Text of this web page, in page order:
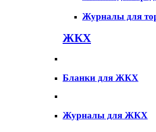
Журналы для
ЖКХ
Бланки для ЖКХ
Журналы для ЖКХ